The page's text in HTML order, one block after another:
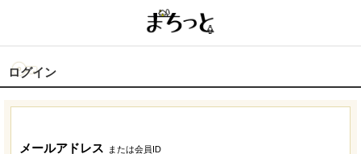
ログイン
メールアドレス または会員ID